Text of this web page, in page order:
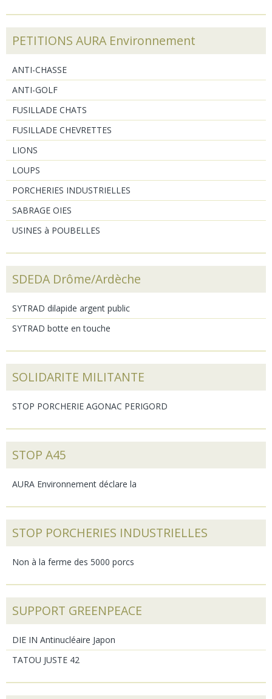
PETITIONS AURA Environnement
ANTI-CHASSE
ANTI-GOLF
FUSILLADE CHATS
FUSILLADE CHEVRETTES
LIONS
LOUPS
PORCHERIES INDUSTRIELLES
SABRAGE OIES
USINES à POUBELLES
SDEDA Drôme/Ardèche
SYTRAD dilapide argent public
SYTRAD botte en touche
SOLIDARITE MILITANTE
STOP PORCHERIE AGONAC PERIGORD
STOP A45
AURA Environnement déclare la
STOP PORCHERIES INDUSTRIELLES
Non à la ferme des 5000 porcs
SUPPORT GREENPEACE
DIE IN Antinucléaire Japon
TATOU JUSTE 42